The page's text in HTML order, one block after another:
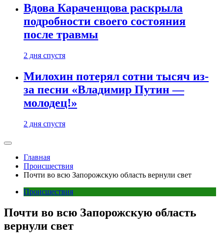
Вдова Караченцова раскрыла
подробности своего состояния
после травмы
2 дня спустя
Милохин потерял сотни тысяч из-
за песни «Владимир Путин —
молодец!»
2 дня спустя
Главная
Происшествия
Почти во всю Запорожскую область вернули свет
Происшествия
Почти во всю Запорожскую область
вернули свет